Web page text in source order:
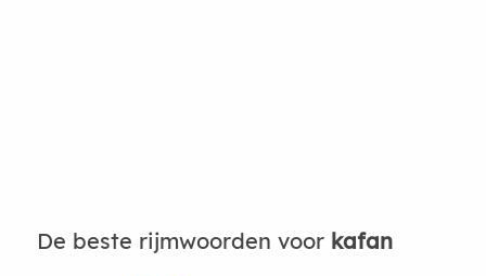
De beste rijmwoorden voor kafan